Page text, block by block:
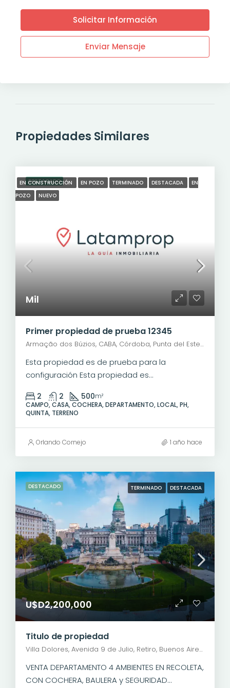
Solicitar Información
Enviar Mensaje
Propiedades Similares
DESTACADO
EN CONSTRUCCIÓN EN POZO TERMINADO DESTACADA
EN
POZO
NUEVO
Mil
Primer propiedad de prueba 12345
Armação dos Búzios, CABA, Córdoba, Punta del Este, Rosario, Santiago de Chile, Valparaíso, Villa Dolores, Viña del Mar, Avenida José Bento Ribeiro Dantas
Esta propiedad es de prueba para la
configuración Esta propiedad es...
2 2 500m²
CAMPO, CASA, COCHERA, DEPARTAMENTO, LOCAL, PH,
QUINTA, TERRENO
Orlando Cornejo 1 año hace
DESTACADO TERMINADO DESTACADA
U$D2,200,000
Titulo de propiedad
Villa Dolores, Avenida 9 de Julio, Retiro, Buenos Aires, Comuna 1, Ciudad Autónoma de Buenos Aires, C1059ABQ, Argentina
VENTA DEPARTAMENTO 4 AMBIENTES EN RECOLETA,
CON COCHERA, BAULERA y SEGURIDAD...